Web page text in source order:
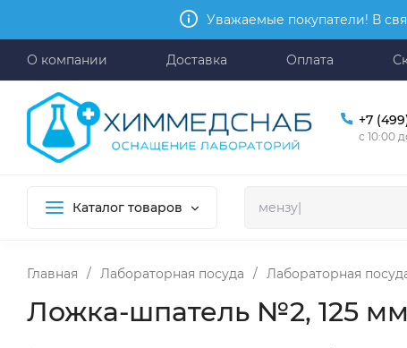
Уважаемые покупатели! В
О компании Доставка Оплата
+7
с 10:00
Каталог товаров
Главная / Лабораторная посуда / Лабораторная
Ложка-шпатель №2, 125 мм